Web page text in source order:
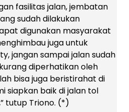
fasilitas jalan, jembatan
sudah dilakukan
digunakan masyarakat
juga untuk
jangan sampai jalan sudah
diperhatikan oleh
bisa juga beristirahat di
siapkan baik di jalan tol
tutup Triono. (*)